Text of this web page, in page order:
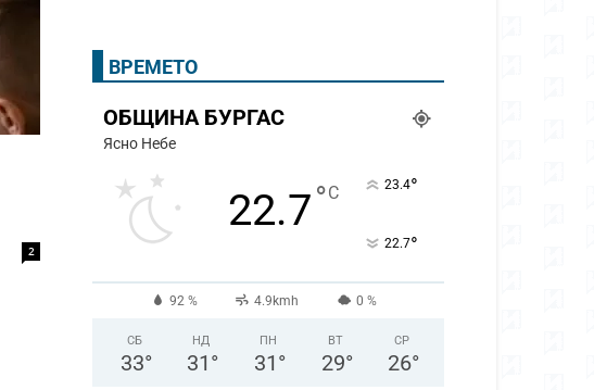
2
ВРЕМЕТО
ОБЩИНА БУРГАС
Ясно Небе
22.7°C 23.4°
22.7°
92 % 4.9kmh 0 %
СБ
33°
НД
31 °
ПН
31 °
ВТ
29°
СР
26°